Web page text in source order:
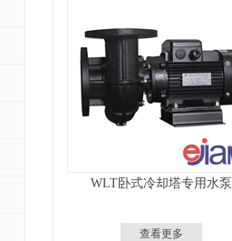
WLT卧式冷却塔专用水泵
查看更多